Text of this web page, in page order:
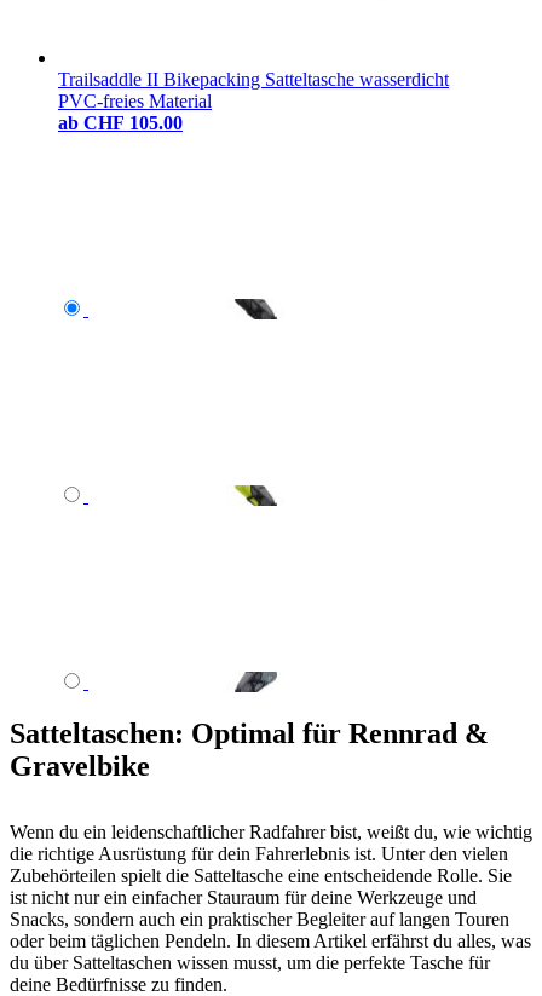
Trailsaddle II Bikepacking Satteltasche wasserdicht
PVC-freies Material
ab CHF 105.00
Satteltaschen: Optimal für Rennrad &
Gravelbike
Wenn du ein leidenschaftlicher Radfahrer bist, weißt du, wie wichtig
die richtige Ausrüstung für dein Fahrerlebnis ist. Unter den vielen
Zubehörteilen spielt die Satteltasche eine entscheidende Rolle. Sie
ist nicht nur ein einfacher Stauraum für deine Werkzeuge und
Snacks, sondern auch ein praktischer Begleiter auf langen Touren
oder beim täglichen Pendeln. In diesem Artikel erfährst du alles, was
du über Satteltaschen wissen musst, um die perfekte Tasche für
deine Bedürfnisse zu finden.